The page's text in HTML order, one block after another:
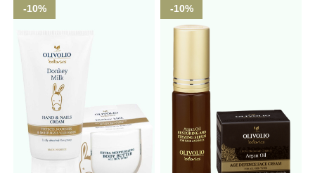
-10% -10%